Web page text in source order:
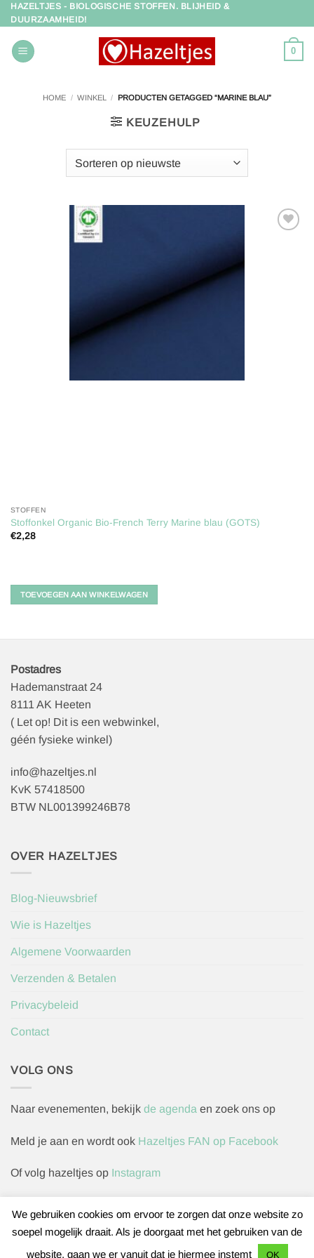
Ga
naar
inhoud
HAZELTJES - BIOLOGISCHE STOFFEN. BLIJHEID &
DUURZAAMHEID!
0
HOME / WINKEL / PRODUCTEN GETAGGED “MARINE BLAU”
KEUZEHULP
STOFFEN
Stoffonkel Organic Bio-French Terry Marine blau (GOTS)
€2,28
TOEVOEGEN AAN WINKELWAGEN
Postadres
Hademanstraat 24
8111 AK Heeten
( Let op! Dit is een webwinkel,
géén fysieke winkel)
info@hazeltjes.nl
KvK 57418500
BTW NL001399246B78
OVER HAZELTJES
Blog-Nieuwsbrief
Wie is Hazeltjes
Algemene Voorwaarden
Verzenden & Betalen
Privacybeleid
Contact
VOLG ONS
Naar evenementen, bekijk de agenda en zoek ons op
Meld je aan en wordt ook Hazeltjes FAN op Facebook
Of volg hazeltjes op Instagram
Herroepingsverzoek indienen
We gebruiken cookies om ervoor te zorgen dat onze website zo
soepel mogelijk draait. Als je doorgaat met het gebruiken van de
website, gaan we er vanuit dat je hiermee instemt
OK